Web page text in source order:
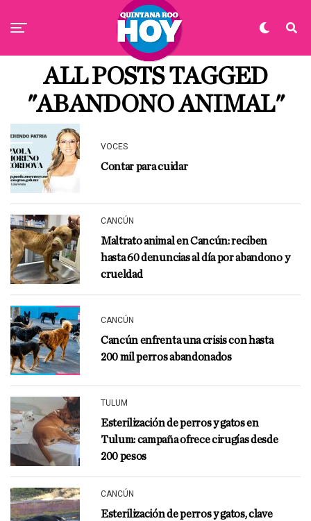
ALL POSTS TAGGED
"ABANDONO ANIMAL"
VOCES
Contar para cuidar
CANCÚN
Maltrato animal en Cancún: reciben
hasta 60 denuncias al día por abandono y
crueldad
CANCÚN
Cancún enfrenta una crisis con hasta
200 mil perros abandonados
TULUM
Esterilización de perros y gatos en
Tulum: campaña ofrece cirugías desde
200 pesos
CANCÚN
Esterilización de perros y gatos, clave